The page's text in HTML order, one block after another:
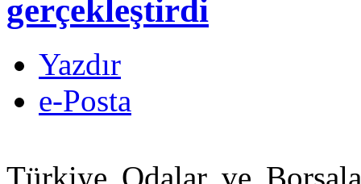
gerçekleştirdi
Yazdır
e-Posta